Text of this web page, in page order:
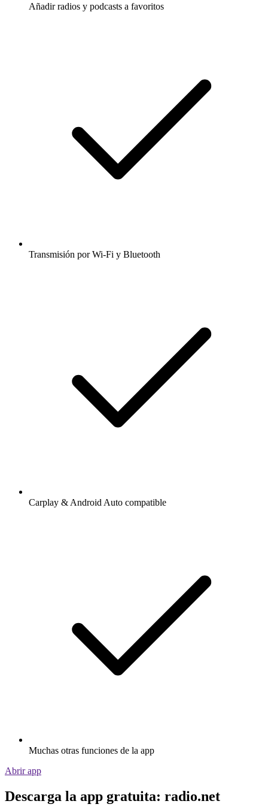
Añadir radios y podcasts a favoritos
Transmisión por Wi-Fi y Bluetooth
Carplay & Android Auto compatible
Muchas otras funciones de la app
Abrir app
Descarga la app gratuita: radio.net